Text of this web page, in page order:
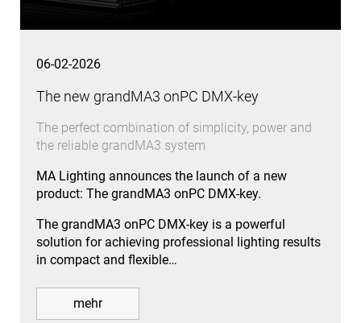
06-02-2026
The new grandMA3 onPC DMX-key
The perfect combination of simplicity, power and
the reliable grandMA3 system
MA Lighting announces the launch of a new
product: The grandMA3 onPC DMX-key.
The grandMA3 onPC DMX-key is a powerful
solution for achieving professional lighting results
in compact and flexible…
mehr